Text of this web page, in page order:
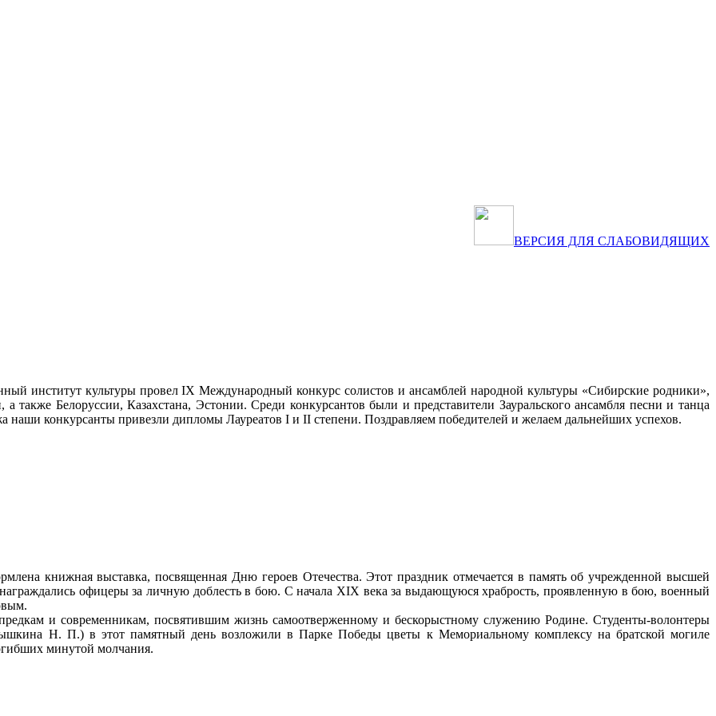
ВЕРСИЯ ДЛЯ СЛАБОВИДЯЩИХ
институт культуры провел IX Международный конкурс солистов и ансамблей народной культуры «Сибирские родники»,
также Белоруссии, Казахстана, Эстонии. Среди конкурсантов были и представители Зауральского ансамбля песни и танца
наши конкурсанты привезли дипломы Лауреатов I и II степени. Поздравляем победителей и желаем дальнейших успехов.
книжная выставка, посвященная Дню героев Отечества. Этот праздник отмечается в память об учрежденной высшей
офицеры за личную доблесть в бою. С начала XIX века за выдающуюся храбрость, проявленную в бою, военный
и современникам, посвятившим жизнь самоотверженному и бескорыстному служению Родине. Студенты-волонтеры
Н. П.) в этот памятный день возложили в Парке Победы цветы к Мемориальному комплексу на братской могиле
минутой молчания.